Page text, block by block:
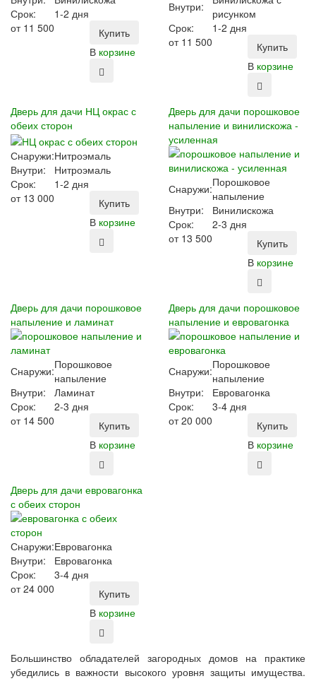
Срок:
1-2 дня
от11 500
Купить
В корзине
Внутри:
рисунком
Срок:
1-2 дня
от11 500
Купить
В корзине
Дверь для дачи НЦ окрас с
обеих сторон
Снаружи:Нитроэмаль
Внутри:
Нитроэмаль
Срок:
1-2 дня
от13 000
Купить
В корзине
Дверь для дачи порошковое
напыление и винилискожа -
усиленная
Снаружи:Порошковое
напыление
Внутри:
Винилискожа
Срок:
2-3 дня
от13 500
Купить
В корзине
Дверь для дачи порошковое
напыление и ламинат
Снаружи:Порошковое
напыление
Внутри:
Ламинат
Срок:
2-3 дня
от14 500
Купить
В корзине
Дверь для дачи порошковое
напыление и евровагонка
Снаружи:Порошковое
напыление
Внутри:
Евровагонка
Срок:
3-4 дня
от20 000
Купить
В корзине
Дверь для дачи евровагонка
с обеих сторон
Снаружи:Евровагонка
Внутри:
Евровагонка
Срок:
3-4 дня
от24 000
Купить
В корзине
Большинство обладателей загородных домов на практике
убедились в важности высокого уровня защиты имущества.